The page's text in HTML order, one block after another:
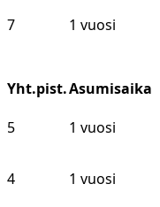
7
1 vuosi
Yht.pist.Asumisaika
5 1 vuosi
4 1 vuosi